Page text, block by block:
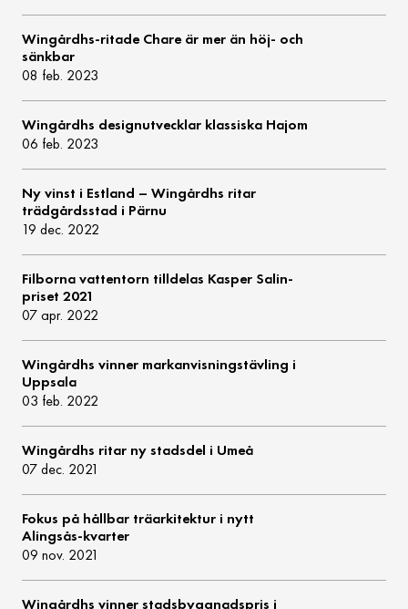
Wingårdhs-ritade Chare är mer än höj- och
sänkbar
08 feb. 2023
Wingårdhs designutvecklar klassiska Hajom
06 feb. 2023
Ny vinst i Estland – Wingårdhs ritar
trädgårdsstad i Pärnu
19 dec. 2022
Filborna vattentorn tilldelas Kasper Salin-
priset 2021
07 apr. 2022
Wingårdhs vinner markanvisningstävling i
Uppsala
03 feb. 2022
Wingårdhs ritar ny stadsdel i Umeå
07 dec. 2021
Fokus på hållbar träarkitektur i nytt
Alingsås-kvarter
09 nov. 2021
Wingårdhs vinner stadsbyggnadspris i